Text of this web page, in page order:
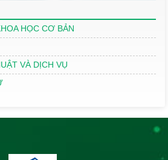
HỌC CƠ BẢN
VÀ DỊCH VỤ